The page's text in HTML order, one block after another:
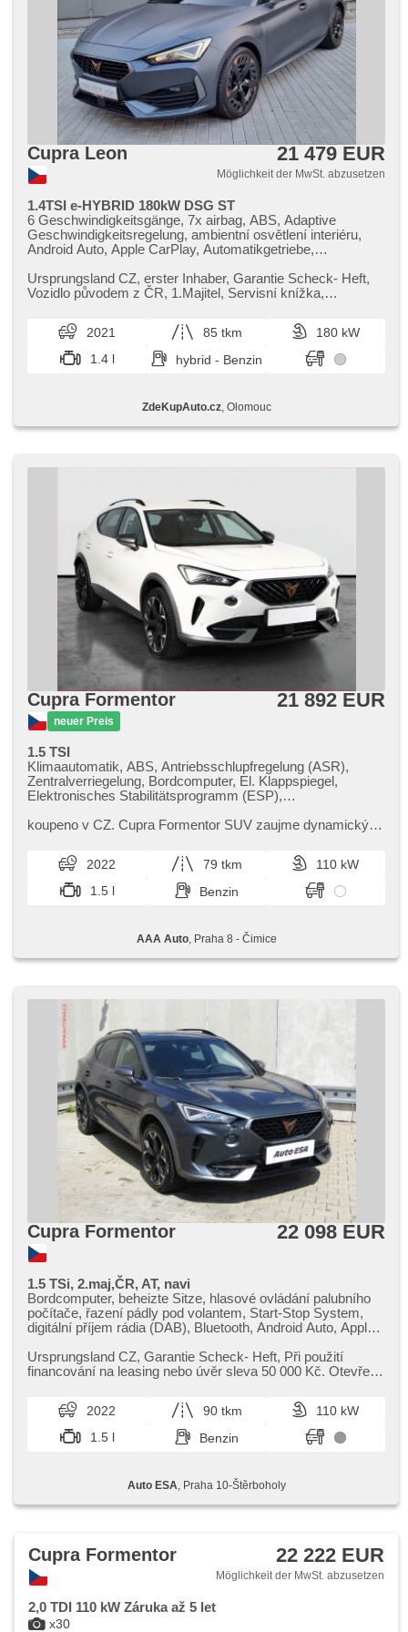
Cupra Leon 21 479 EUR
Möglichkeit der MwSt. abzusetzen
1.4TSI e-HYBRID 180kW DSG ST
6 Geschwindigkeitsgänge, 7x airbag, ABS, Adaptive
Geschwindigkeitsregelung, ambientní osvětlení interiéru,
Android Auto, Apple CarPlay, Automatikgetriebe,
dálkových světel, Autoradio, bezdrátová nabíječka
mobilních telefonů, bezklíčové odemykání, Bluetooth,
Zentralverriegelung, Beifahrerairbagdeaktivierung, täglich
Leuchten, digitální příjem rádia (DAB), digitální přístrojová
deska, digitální přístrojový štít, dotykové ovládání palubního
počítače, 2-Zonen Klimaanlage, El. Seitenscheiben, El.
Blind Spot Anzeige, Wegfahrsperre, isofix, Klimaablage,
Lederpolsterung, LED denní svícení, Alufelgen,
nastavení sedadla řidiče, Panoramadach, Fahrkamera,
Servolenkung, Antriebsschlupfregelung (ASR), přední
pohon, Vorderlichter LED, řazení pádly pod volantem,
samostmívací zrcátka, Navigation, Scheibenwischersensor,
Lichtsensor, Elektronisches Stabilitätsprogramm (ESP),
Tempomat, ukazatel rychlostního limitu (SLIF), USB,
Außenthermometer, Innenthermometer, volba jízdního
režimu, beheizte Sitze, beheizte Spiegel, beheizte Lenkrad,
höheneinstellbare Sitze, zadní loketní opěrka,
Heckscheibenwischer, Heck LED Leuchte
Ursprungsland CZ,​ erster Inhaber,​ Garantie Scheck​- Heft,​
Vozidlo původem z ČR,​ 1.Majitel,​ Servisní knížka,​
2021 85 tkm
180 kW
1.4 l
hybrid - Benzin
ZdeKupAuto.cz, Olomouc
Cupra Formentor
neuer Preis
21 892 EUR
1.5 TSI
Klimaautomatik, ABS, Antriebsschlupfregelung (ASR),
Zentralverriegelung, Bordcomputer, El. Klappspiegel,
Elektronisches Stabilitätsprogramm (ESP),
starten per Taste, Reifendrucksensor, automatikparken,
Seitenscheiben, Dachträger, Autoradio, Automatikgetriebe
koupeno v CZ. Cupra Formentor SUV zaujme dynamickým
výbavu,​ vysokou úroveň bezpe...
2022 79 tkm
110 kW
1.5 l
Benzin
AAA Auto, Praha 8 - Čimice
Cupra Formentor 22 098 EUR
1.5 TSi, 2.maj,ČR, AT, navi
Bordcomputer, beheizte Sitze, hlasové ovládání palubního
počítače, řazení pádly pod volantem, Start-Stop System,
digitální příjem rádia (DAB), Bluetooth, Android Auto, Apple
ambientní osvětlení interiéru, třízónová klimatizace, digitální
přístrojový štít, El. Seitenscheiben, Klimaautomatik,
Multifunktionslenkrad, USB, Adaptive
Geschwindigkeitsregelung, Anhängerkupplung, Getönte
Scheiben, Automatikgetriebe, bezklíčové odemykání, täglich
Leuchten, LED adaptivní světlomety, automatické přepínání
Zentralverriegelung, Zentralverriegelung mit
Funkfernbedienung, Elektronisches Stabilitätsprogramm
starten per Taste, Vorderlichter LED, ABS, isofix,
samostmívací zrcátka, Fahrkamera, elektronická ruční
brzda, Beifahrerairbagdeaktivierung, asistent změny
jízdního pruhu, Überwachung der Ermüdung des Fahrers,
Notbremsung (PEBS), Wegfahrsperre, Lichtsensor, Blind
Spot Anzeige, automatikparken
Ursprungsland CZ,​ Garantie Scheck​- Heft,​ Při použití
financování na leasing nebo úvěr sleva 50 000 Kč. Otevřeno
2022 90 tkm
110 kW
1.5 l
Benzin
Auto ESA , Praha 10-Štěrboholy
x30
Cupra Formentor 22 222 EUR
Möglichkeit der MwSt. abzusetzen
2,0 TDI 110 kW Záruka až 5 let